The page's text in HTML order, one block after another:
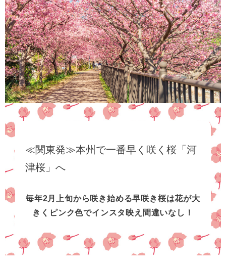
≪関東発≫本州で一番早く咲く桜「河
津桜」へ
毎年2月上旬から咲き始める早咲き桜は花が大
きくピンク色でインスタ映え間違いなし！